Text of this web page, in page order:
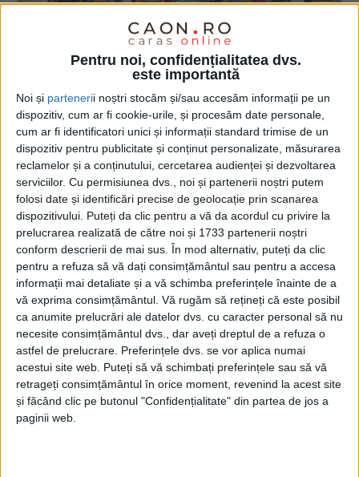
Pentru noi, confidențialitatea dvs.
este importantă
Noi și partenerii noștri stocăm și/sau accesăm informații pe un
dispozitiv, cum ar fi cookie-urile, și procesăm date personale,
cum ar fi identificatori unici și informații standard trimise de un
dispozitiv pentru publicitate și conținut personalizate, măsurarea
reclamelor și a conținutului, cercetarea audienței și dezvoltarea
serviciilor. Cu permisiunea dvs., noi și partenerii noștri putem
folosi date și identificări precise de geolocație prin scanarea
dispozitivului. Puteți da clic pentru a vă da acordul cu privire la
prelucrarea realizată de către noi și 1733 partenerii noștri
conform descrierii de mai sus. În mod alternativ, puteți da clic
pentru a refuza să vă dați consimțământul sau pentru a accesa
informații mai detaliate și a vă schimba preferințele înainte de a
vă exprima consimțământul. Vă rugăm să rețineți că este posibil
ca anumite prelucrări ale datelor dvs. cu caracter personal să nu
necesite consimțământul dvs., dar aveți dreptul de a refuza o
astfel de prelucrare. Preferințele dvs. se vor aplica numai
acestui site web. Puteți să vă schimbați preferințele sau să vă
retrageți consimțământul în orice moment, revenind la acest site
și făcând clic pe butonul "Confidențialitate" din partea de jos a
paginii web.
ŞTIRILE JUDEŢULUI CARAŞ-SEVERIN
Cea mai frumoasă poveste, cu Adrian
Cioroianu
21 NOIEMBRIE 2022, 10:21 AM 2 MINUTE DE CITIRE
REȘIȚA – „Cinci minute de istorie” cu cel puțin un episod
dedicat Reșiței, în planurile istoricului. Pentru că fiecare oraș
are poveștile lui!
Arhive